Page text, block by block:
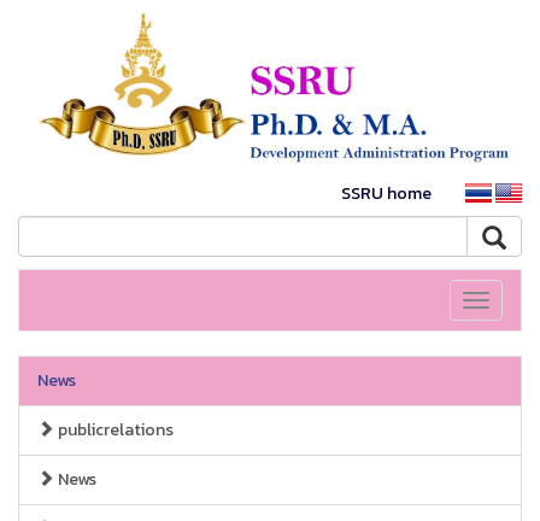
SSRU home
Toggle
News
publicrelations
News